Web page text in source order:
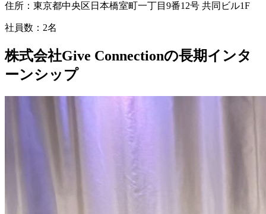
住所： 東京都中央区日本橋室町一丁目9番12号 共同ビル1F
社員数： 2名
株式会社Give Connectionの長期インタ
ーンシップ